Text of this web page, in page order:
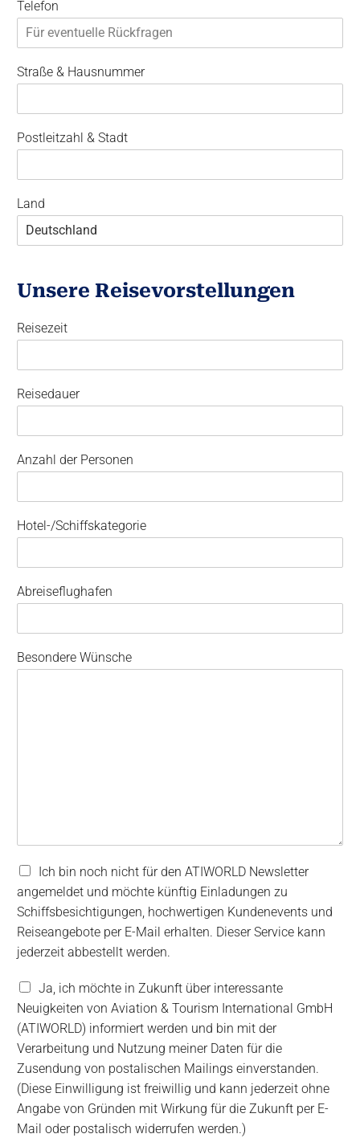
Telefon
Straße & Hausnummer
Postleitzahl & Stadt
Land
Unsere Reisevorstellungen
Reisezeit
Reisedauer
Anzahl der Personen
Hotel-/Schiffskategorie
Abreiseflughafen
Besondere Wünsche
N
w
s
l
e
t
e
r
A
b
o
Ich bin noch nicht für den ATIWORLD Newsletter
angemeldet und möchte künftig Einladungen zu
Schiffsbesichtigungen, hochwertigen Kundenevents und
Reiseangebote per E-Mail erhalten. Dieser Service kann
jederzeit abbestellt werden.
V
e
r
a
r
b
e
i
t
u
Ja, ich möchte in Zukunft über interessante
Neuigkeiten von Aviation & Tourism International GmbH
(ATIWORLD) informiert werden und bin mit der
Verarbeitung und Nutzung meiner Daten für die
Zusendung von postalischen Mailings einverstanden.
(Diese Einwilligung ist freiwillig und kann jederzeit ohne
Angabe von Gründen mit Wirkung für die Zukunft per E-
Mail oder postalisch widerrufen werden.)